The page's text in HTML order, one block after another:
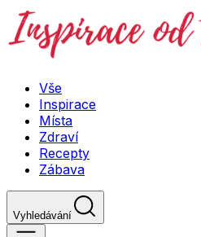
Vše
Inspirace
Místa
Zdraví
Recepty
Zábava
Vyhledávání